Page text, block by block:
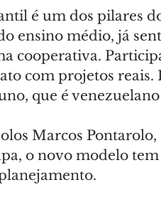
é um dos pilares
ensino médio, já
cooperativa.
com projetos
que é
Marcos
o novo modelo